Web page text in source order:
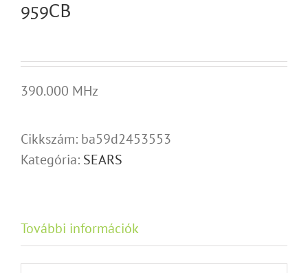
959CB
390.000 MHz
Cikkszám: ba59d2453553
Kategória: SEARS
További információk